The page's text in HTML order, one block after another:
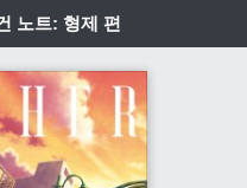
노트: 형제 편